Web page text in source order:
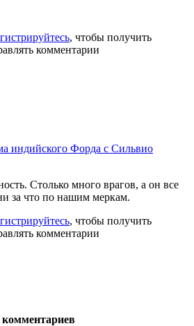
, чтобы получить
комментарии
индийского Форда с Сильвио
Столько много врагов, а он все
за что по нашим меркам.
, чтобы получить
комментарии